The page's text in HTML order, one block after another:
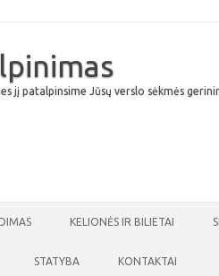
jį patalpinsime Jūsų verslo sėkmės
KELIONĖS IR BILIETAI
STATYBA KONTAKTAI